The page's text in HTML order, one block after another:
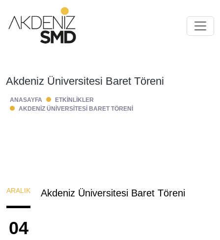
Akdeniz Üniversitesi Baret Töreni
ANASAYFA
ETKINLIKLER
AKDENIZ ÜNIVERSITESI BARET TÖRENI
ARALIK
04
Akdeniz Üniversitesi Baret Töreni